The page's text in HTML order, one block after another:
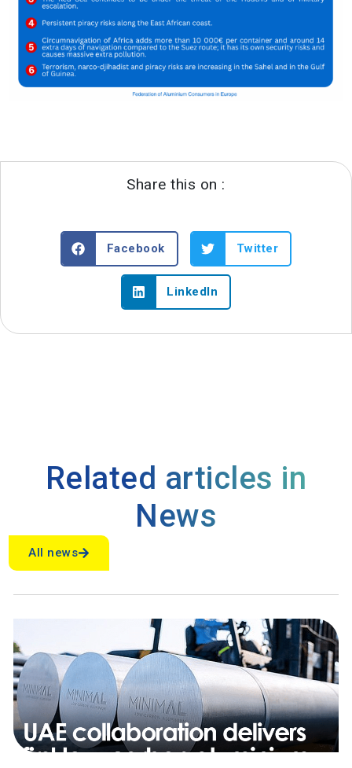
Share this on :
Facebook Twitter
LinkedIn
Related articles in
News
All news